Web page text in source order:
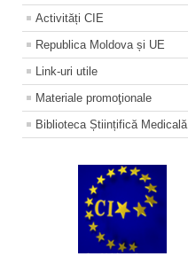
Activități CIE
Republica Moldova și UE
Link-uri utile
Materiale promoţionale
Biblioteca Științifică Medicală